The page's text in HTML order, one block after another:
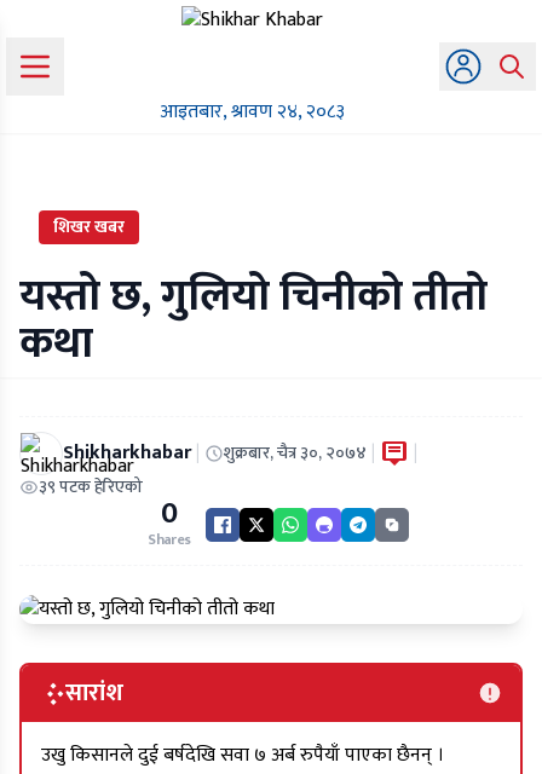
आइतबार, श्रावण २४, २०८३
शिखर खबर
यस्तो छ, गुलियो चिनीको तीतो
कथा
Shikharkhabar| शुक्रबार, चैत्र ३०, २०७४ | |
३९ पटक हेरिएको
0
Shares
सारांश
उखु किसानले दुई बर्षदेखि सवा ७ अर्ब रुपैयाँ पाएका छैनन् ।